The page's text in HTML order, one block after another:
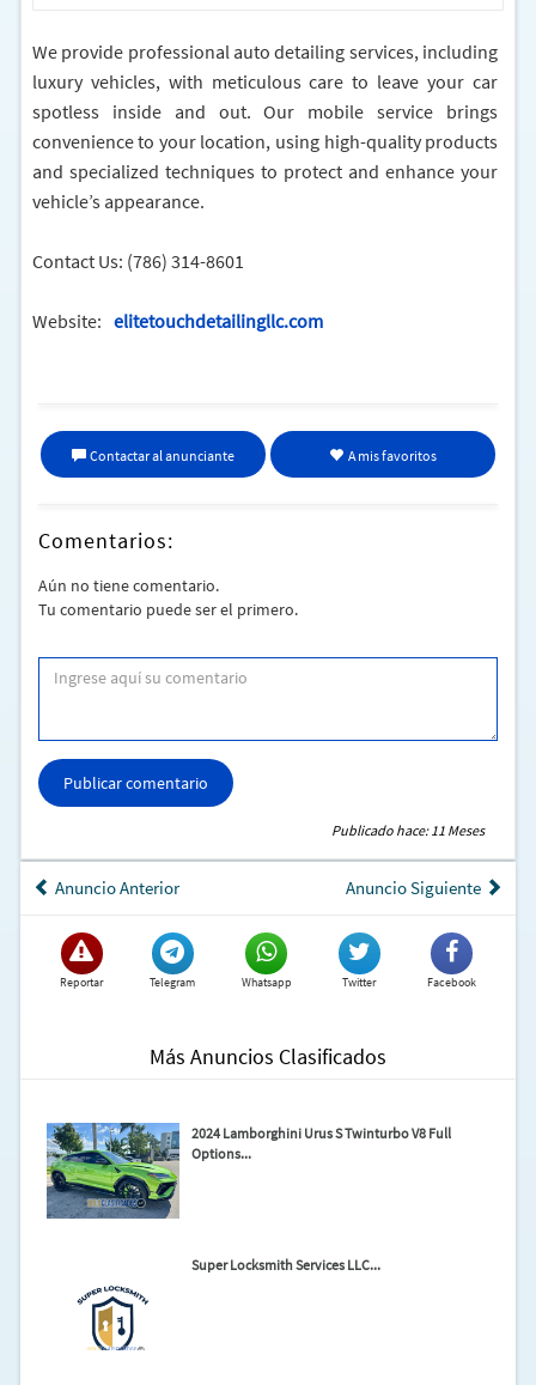
We provide professional auto detailing services, including
luxury vehicles, with meticulous care to leave your car
spotless inside and out. Our mobile service brings
convenience to your location, using high-quality products
and specialized techniques to protect and enhance your
vehicle’s appearance.
Contact Us: (786) 314-8601
Website: elitetouchdetailingllc.com
Contactar al anunciante A mis favoritos
Comentarios:
Aún no tiene comentario.
Tu comentario puede ser el primero.
Publicar comentario
Publicado hace: 11 Meses
Anuncio Anterior Anuncio Siguiente
Reportar Telegram Whatsapp Twitter Facebook
Más Anuncios Clasificados
2024 Lamborghini Urus S Twinturbo V8 Full
Options...
Super Locksmith Services LLC...